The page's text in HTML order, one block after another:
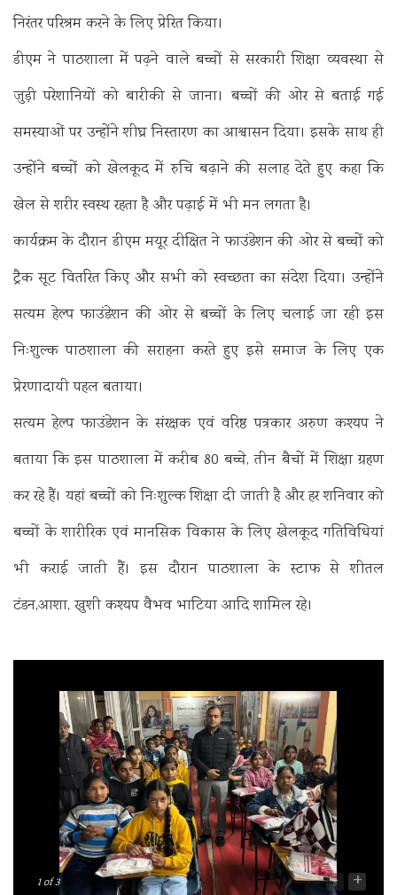
निरंतर परिश्रम करने के लिए प्रेरित किया।
डीएम ने पाठशाला में पढ़ने वाले बच्चों से सरकारी शिक्षा व्यवस्था से
जुड़ी परेशानियों को बारीकी से जाना। बच्चों की ओर से बताई गई
समस्याओं पर उन्होंने शीघ्र निस्तारण का आश्वासन दिया। इसके साथ ही
उन्होंने बच्चों को खेलकूद में रुचि बढ़ाने की सलाह देते हुए कहा कि
खेल से शरीर स्वस्थ रहता है और पढ़ाई में भी मन लगता है।
कार्यक्रम के दौरान डीएम मयूर दीक्षित ने फाउंडेशन की ओर से बच्चों को
ट्रैक सूट वितरित किए और सभी को स्वच्छता का संदेश दिया। उन्होंने
सत्यम हेल्प फाउंडेशन की ओर से बच्चों के लिए चलाई जा रही इस
निःशुल्क पाठशाला की सराहना करते हुए इसे समाज के लिए एक
प्रेरणादायी पहल बताया।
सत्यम हेल्प फाउंडेशन के संरक्षक एवं वरिष्ठ पत्रकार अरुण कश्यप ने
बताया कि इस पाठशाला में करीब 80 बच्चे, तीन बैचों में शिक्षा ग्रहण
कर रहे हैं। यहां बच्चों को निःशुल्क शिक्षा दी जाती है और हर शनिवार को
बच्चों के शारीरिक एवं मानसिक विकास के लिए खेलकूद गतिविधियां
भी कराई जाती हैं।इस दौरान पाठशाला के स्टाफ से शीतल
टंडन,आशा, खुशी कश्यपवैभव भाटिया आदि शामिल रहे।
1of 3 - +